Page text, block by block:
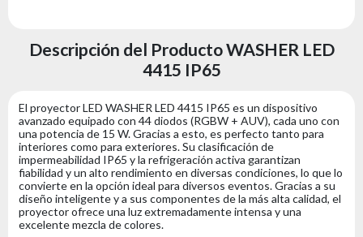
Descripción del Producto WASHER LED
4415 IP65
El proyector LED WASHER LED 4415 IP65 es un dispositivo
avanzado equipado con 44 diodos (RGBW + AUV), cada uno con
una potencia de 15 W. Gracias a esto, es perfecto tanto para
interiores como para exteriores. Su clasificación de
impermeabilidad IP65 y la refrigeración activa garantizan
fiabilidad y un alto rendimiento en diversas condiciones, lo que lo
convierte en la opción ideal para diversos eventos. Gracias a su
diseño inteligente y a sus componentes de la más alta calidad, el
proyector ofrece una luz extremadamente intensa y una
excelente mezcla de colores.